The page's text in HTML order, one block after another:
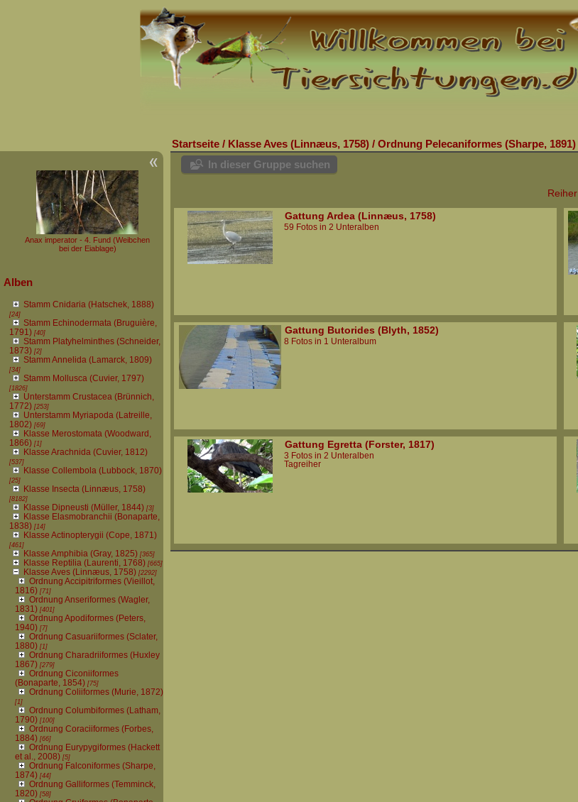
Anax imperator - 4. Fund (Weibchen
bei der Eiablage)
Alben
Stamm Cnidaria (Hatschek, 1888)
[24]
Stamm Echinodermata (Bruguière,
1791)[40]
Stamm Platyhelminthes (Schneider,
1873)[2]
Stamm Annelida (Lamarck, 1809)
[34]
Stamm Mollusca (Cuvier, 1797)
[1826]
Unterstamm Crustacea (Brünnich,
1772)[253]
Unterstamm Myriapoda (Latreille,
1802)[69]
Klasse Merostomata (Woodward,
1866)[1]
Klasse Arachnida (Cuvier, 1812)
[537]
Klasse Collembola (Lubbock, 1870)
[25]
Klasse Insecta (Linnæus, 1758)
[8182]
Klasse Dipneusti (Müller, 1844)[3]
Klasse Elasmobranchii (Bonaparte,
1838)[14]
Klasse Actinopterygii (Cope, 1871)
[461]
Klasse Amphibia (Gray, 1825)[365]
Klasse Reptilia (Laurenti, 1768)[665]
Klasse Aves (Linnæus, 1758)[2292]
Ordnung Accipitriformes (Vieillot,
1816)[71]
Ordnung Anseriformes (Wagler,
1831)[401]
Ordnung Apodiformes (Peters,
1940)[7]
Ordnung Casuariiformes (Sclater,
1880)[1]
Ordnung Charadriiformes (Huxley
1867)[279]
Ordnung Ciconiiformes
(Bonaparte, 1854)[75]
Ordnung Coliiformes (Murie, 1872)
[1]
Ordnung Columbiformes (Latham,
1790)[100]
Ordnung Coraciiformes (Forbes,
1884)[66]
Ordnung Eurypygiformes (Hackett
et al., 2008)[5]
Ordnung Falconiformes (Sharpe,
1874)[44]
Ordnung Galliformes (Temminck,
1820)[58]
Startseite / Klasse Aves (Linnæus, 1758) / Ordnung Pelecaniformes (Sharpe, 1891)
In dieser Gruppe suchen
Reiher
Gattung Ardea (Linnæus, 1758)
59 Fotos in 2 Unteralben
Gattung Butorides (Blyth, 1852)
8 Fotos in 1 Unteralbum
Gattung Egretta (Forster, 1817)
3 Fotos in 2 Unteralben
Tagreiher